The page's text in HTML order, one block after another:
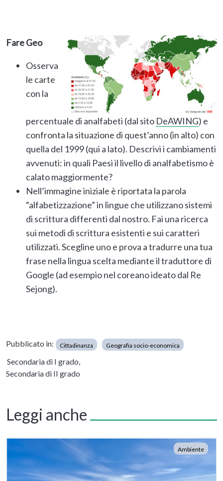
Fare Geo
Osserva
le carte
con la
percentuale di analfabeti (dal sito DeAWING) e
confronta la situazione di quest’anno (in alto) con
quella del 1999 (qui a lato). Descrivi i cambiamenti
avvenuti: in quali Paesi il livello di analfabetismo è
calato maggiormente?
Nell’immagine iniziale è riportata la parola
“alfabetizzazione” in lingue che utilizzano sistemi
di scrittura differenti dal nostro. Fai una ricerca
sui metodi di scrittura esistenti e sui caratteri
utilizzati. Scegline uno e prova a tradurre una tua
frase nella lingua scelta mediante il traduttore di
Google (ad esempio nel coreano ideato dal Re
Sejong).
Pubblicato in: Cittadinanza Geografia socio-economica
Secondaria di I grado,
Secondaria di II grado
Leggi anche
Ambiente